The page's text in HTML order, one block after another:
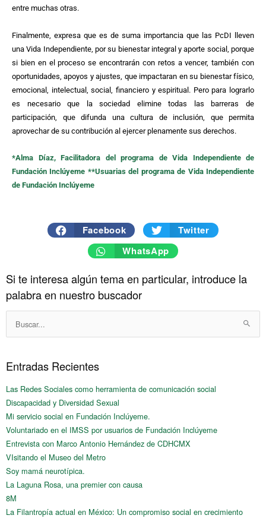
entre muchas otras.
Finalmente, expresa que es de suma importancia que las PcDI lleven
una Vida Independiente, por su bienestar integral y aporte social, porque
si bien en el proceso se encontrarán con retos a vencer, también con
oportunidades, apoyos y ajustes, que impactaran en su bienestar físico,
emocional, intelectual, social, financiero y espiritual. Pero para lograrlo
es necesario que la sociedad elimine todas las barreras de
participación, que difunda una cultura de inclusión, que permita
aprovechar de su contribución al ejercer plenamente sus derechos.
*Alma Díaz, Facilitadora del programa de Vida Independiente de
Fundación Inclúyeme **Usuarias del programa de Vida Independiente
de Fundación Inclúyeme
Facebook
Twitter
WhatsApp
Si te interesa algún tema en particular, introduce la
palabra en nuestro buscador
Buscar:
Entradas Recientes
Las Redes Sociales como herramienta de comunicación social
Discapacidad y Diversidad Sexual
Mi servicio social en Fundación Inclúyeme.
Voluntariado en el IMSS por usuarios de Fundación Inclúyeme
Entrevista con Marco Antonio Hernández de CDHCMX
VIsitando el Museo del Metro
Soy mamá neurotípica.
La Laguna Rosa, una premier con causa
8M
La Filantropía actual en México: Un compromiso social en crecimiento
Historico